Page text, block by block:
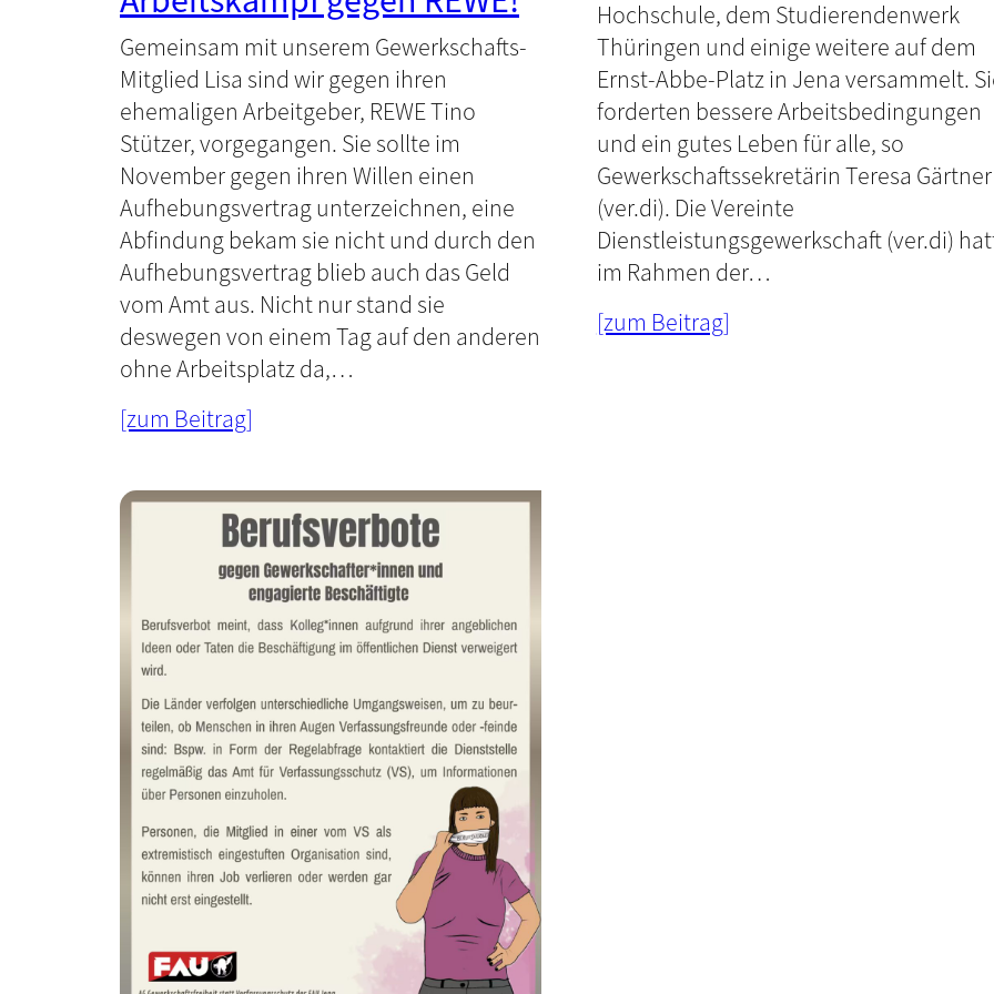
Gemeinsam mit unserem Gewerkschafts-
Mitglied Lisa sind wir gegen ihren
ehemaligen Arbeitgeber, REWE Tino
Stützer, vorgegangen. Sie sollte im
November gegen ihren Willen einen
Aufhebungsvertrag unterzeichnen, eine
Abfindung bekam sie nicht und durch den
Aufhebungsvertrag blieb auch das Geld
vom Amt aus. Nicht nur stand sie
deswegen von einem Tag auf den anderen
ohne Arbeitsplatz da,…
[zum Beitrag]
Hochschule, dem Studierendenwerk
Thüringen und einige weitere auf dem
Ernst-Abbe-Platz in Jena versammelt.
forderten bessere Arbeitsbedingungen
und ein gutes Leben für alle, so
Gewerkschaftssekretärin Teresa Gärtner
(ver.di). Die Vereinte
Dienstleistungsgewerkschaft (ver.di)
im Rahmen der…
[zum Beitrag]